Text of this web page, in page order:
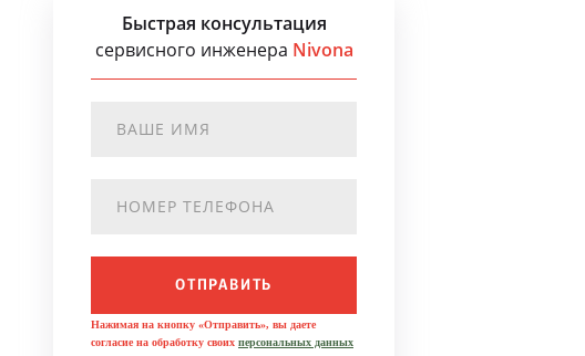
Быстрая консультация
сервисного инженера Nivona
ОТПРАВИТЬ
Нажимая на кнопку «Отправить», вы даете
согласие на обработку своих персональных данных